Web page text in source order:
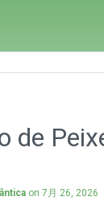
de
on 7月 26, 2026